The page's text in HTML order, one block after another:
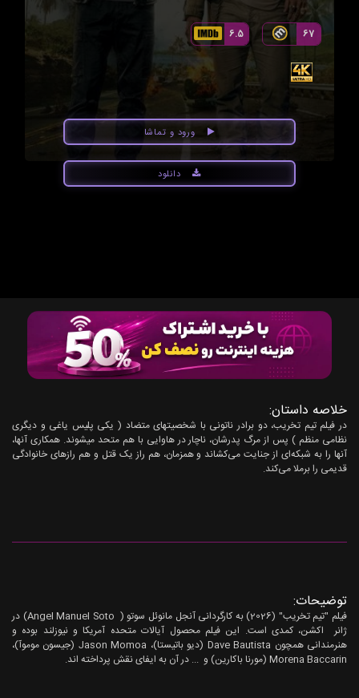
67
6.5
ورود و تماشا
دانلود
خلاصه داستان:
در فیلم تیم تخریب، دو برادر ناتونی با شخصیتهای متضاد ( یکی پلیس یاغی و دیگری
نظامی منظم ) پس از مرگ پدرشان، ناچار در هاوایی با هم متحد میشوند. همکاری آنها،
آنها را به شبکه‌ای از جنایت می‌کشاند و همزمان، هم راز یک قتل و هم رازهای خانوادگی
قدیمی را برملا می‌کند.
توضیحات:
فیلم "تیم تخریب" (2026) به کارگردانی آنجل مانوئل سوتو ( Angel Manuel Soto) در
ژانر اکشن، کمدی است. این فیلم محصول آیالات متحده آمریکا و نیوزلند بوده و
هنرمندانی همچون Dave Bautista (دیو باتیستا)،‌ Jason Momoa (جیسون موموآ)،‌
Morena Baccarin (مورنا باکارین) و ... در آن به ایفای نقش پرداخته اند.